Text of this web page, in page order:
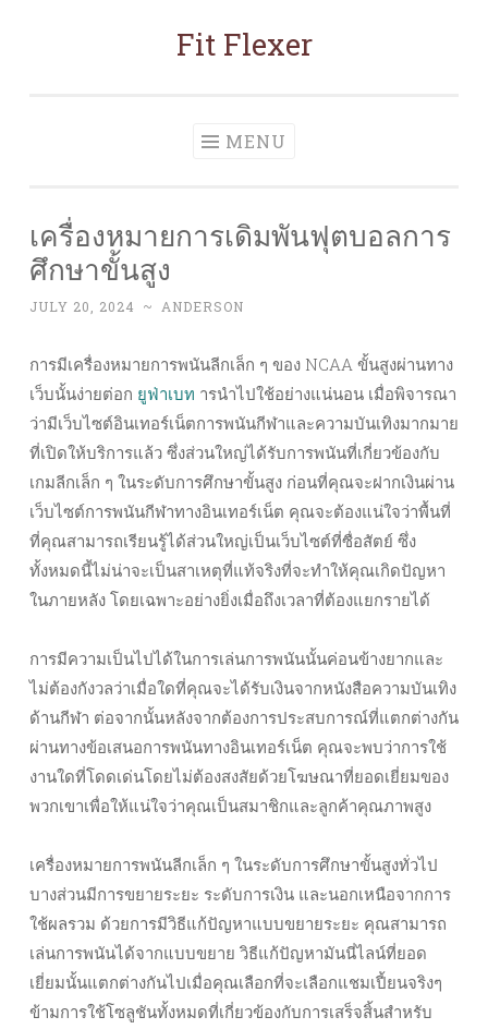
Fit Flexer
MENU
เครื่องหมายการเดิมพันฟุตบอลการ
ศึกษาขั้นสูง
JULY 20, 2024 ~ ANDERSON
การมีเครื่องหมายการพนันลีกเล็ก ๆ ของ NCAA ขั้นสูงผ่านทาง
เว็บนั้นง่ายต่อก ยูฟ่าเบท ารนำไปใช้อย่างแน่นอน เมื่อพิจารณา
ว่ามีเว็บไซต์อินเทอร์เน็ตการพนันกีฬาและความบันเทิงมากมาย
ที่เปิดให้บริการแล้ว ซึ่งส่วนใหญ่ได้รับการพนันที่เกี่ยวข้องกับ
เกมลีกเล็ก ๆ ในระดับการศึกษาขั้นสูง ก่อนที่คุณจะฝากเงินผ่าน
เว็บไซต์การพนันกีฬาทางอินเทอร์เน็ต คุณจะต้องแน่ใจว่าพื้นที่
ที่คุณสามารถเรียนรู้ได้ส่วนใหญ่เป็นเว็บไซต์ที่ซื่อสัตย์ ซึ่ง
ทั้งหมดนี้ไม่น่าจะเป็นสาเหตุที่แท้จริงที่จะทำให้คุณเกิดปัญหา
ในภายหลัง โดยเฉพาะอย่างยิ่งเมื่อถึงเวลาที่ต้องแยกรายได้
การมีความเป็นไปได้ในการเล่นการพนันนั้นค่อนข้างยากและ
ไม่ต้องกังวลว่าเมื่อใดที่คุณจะได้รับเงินจากหนังสือความบันเทิง
ด้านกีฬา ต่อจากนั้นหลังจากต้องการประสบการณ์ที่แตกต่างกัน
ผ่านทางข้อเสนอการพนันทางอินเทอร์เน็ต คุณจะพบว่าการใช้
งานใดที่โดดเด่นโดยไม่ต้องสงสัยด้วยโฆษณาที่ยอดเยี่ยมของ
พวกเขาเพื่อให้แน่ใจว่าคุณเป็นสมาชิกและลูกค้าคุณภาพสูง
เครื่องหมายการพนันลีกเล็ก ๆ ในระดับการศึกษาขั้นสูงทั่วไป
บางส่วนมีการขยายระยะ ระดับการเงิน และนอกเหนือจากการ
ใช้ผลรวม ด้วยการมีวิธีแก้ปัญหาแบบขยายระยะ คุณสามารถ
เล่นการพนันได้จากแบบขยาย วิธีแก้ปัญหามันนี่ไลน์ที่ยอด
เยี่ยมนั้นแตกต่างกันไปเมื่อคุณเลือกที่จะเลือกแชมเปี้ยนจริงๆ
ข้ามการใช้โซลูชันทั้งหมดที่เกี่ยวข้องกับการเสร็จสิ้นสำหรับ